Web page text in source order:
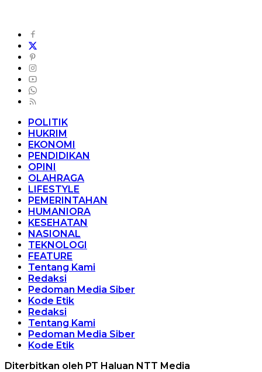
POLITIK
HUKRIM
EKONOMI
PENDIDIKAN
OPINI
OLAHRAGA
LIFESTYLE
PEMERINTAHAN
HUMANIORA
KESEHATAN
NASIONAL
TEKNOLOGI
FEATURE
Tentang Kami
Redaksi
Pedoman Media Siber
Kode Etik
Redaksi
Tentang Kami
Pedoman Media Siber
Kode Etik
Diterbitkan oleh PT Haluan NTT Media